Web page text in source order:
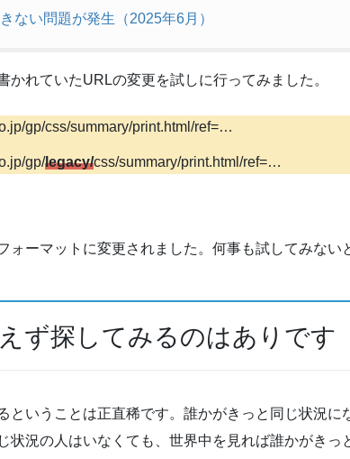
ない問題が発生（2025年6月）
かれていたURLの変更を試しに行ってみました。
gp/css/summary/print.html/ref=…
gp/legacy/css/summary/print.html/ref=…
ォーマットに変更されました。何事も試してみない
ず探してみるのはありです
ということは正直稀です。誰かがきっと同じ状況
状況の人はいなくても、世界中を見れば誰かがき